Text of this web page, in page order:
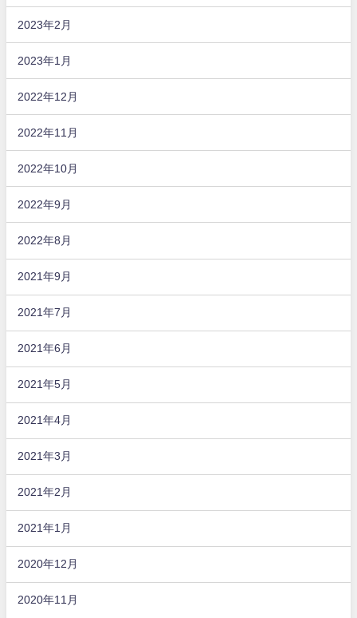
2023年2月
2023年1月
2022年12月
2022年11月
2022年10月
2022年9月
2022年8月
2021年9月
2021年7月
2021年6月
2021年5月
2021年4月
2021年3月
2021年2月
2021年1月
2020年12月
2020年11月